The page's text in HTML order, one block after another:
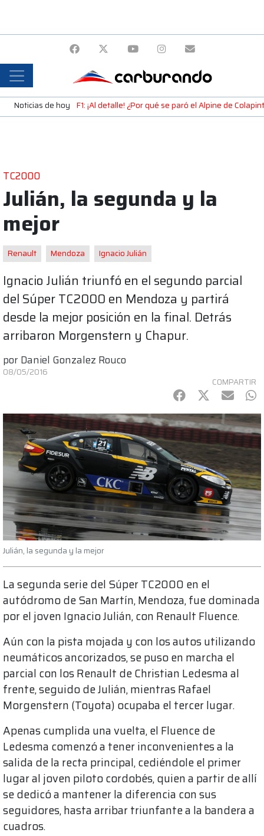
Noticias de hoy F1: ¡Al detalle! ¿Por qué se paró el Alpine de
TC2000
Julián, la segunda y la
mejor
Renault Mendoza Ignacio Julián
Ignacio Julián triunfó en el segundo parcial
del Súper TC2000 en Mendoza y partirá
desde la mejor posición en la final. Detrás
arribaron Morgenstern y Chapur.
por Daniel Gonzalez Rouco
08/05/2016
COMPARTIR
Facebook
Twitter
mail
Julián, la segunda y la mejor
La segunda serie del Súper TC2000 en el
autódromo de San Martín, Mendoza, fue dominada
por el joven Ignacio Julián, con Renault Fluence.
Aún con la pista mojada y con los autos utilizando
neumáticos ancorizados, se puso en marcha el
parcial con los Renault de Christian Ledesma al
frente, seguido de Julián, mientras Rafael
Morgenstern (Toyota) ocupaba el tercer lugar.
Apenas cumplida una vuelta, el Fluence de
Ledesma comenzó a tener inconvenientes a la
salida de la recta principal, cediéndole el primer
lugar al joven piloto cordobés, quien a partir de allí
se dedicó a mantener la diferencia con sus
seguidores, hasta arribar triunfante a la bandera a
cuadros.